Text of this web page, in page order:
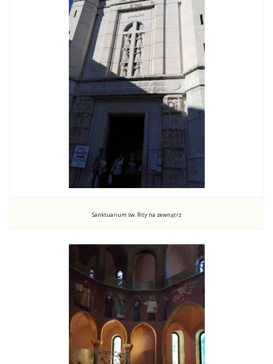
Sanktuarium św. Rity na zewnątrz